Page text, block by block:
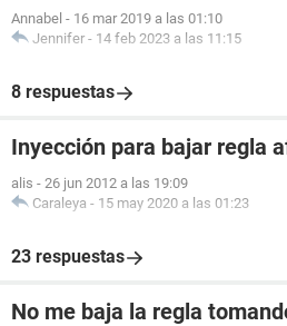
Annabel - 16 mar 2019 a las 01:10
Jennifer - 14 feb 2023 a las 11:15
8 respuestas
Inyección para bajar regla
alis - 26 jun 2012 a las 19:09
Caraleya - 15 may 2020 a las 01:23
23 respuestas
No me baja la regla